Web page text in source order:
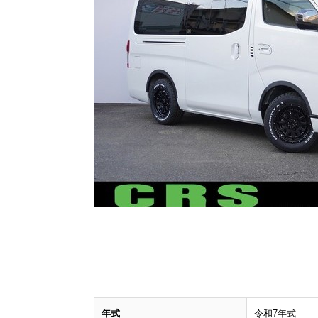
年式 令和7年式